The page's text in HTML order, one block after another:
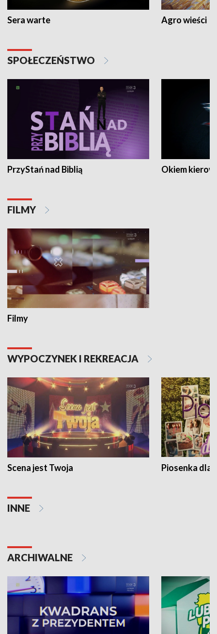
Sera warte Agro wieści
SPOŁECZEŃSTWO
PrzyStań nad Biblią Okiem
FILMY
Filmy
WYPOCZYNEK I REKREACJA
Scena jest Twoja Piosenka dla
INNE
ARCHIWALNE